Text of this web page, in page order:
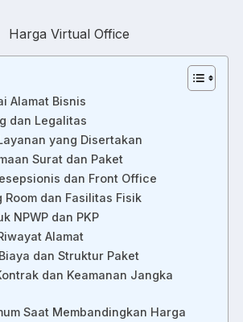
Alamat Bisnis
dan Legalitas
yang Disertakan
Surat dan Paket
dan Front Office
Room dan Fasilitas Fisik
NPWP dan PKP
Alamat
dan Struktur Paket
dan Keamanan Jangka
Saat Membandingkan Harga